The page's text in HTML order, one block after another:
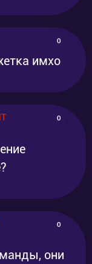
0
имхо
0
0
они